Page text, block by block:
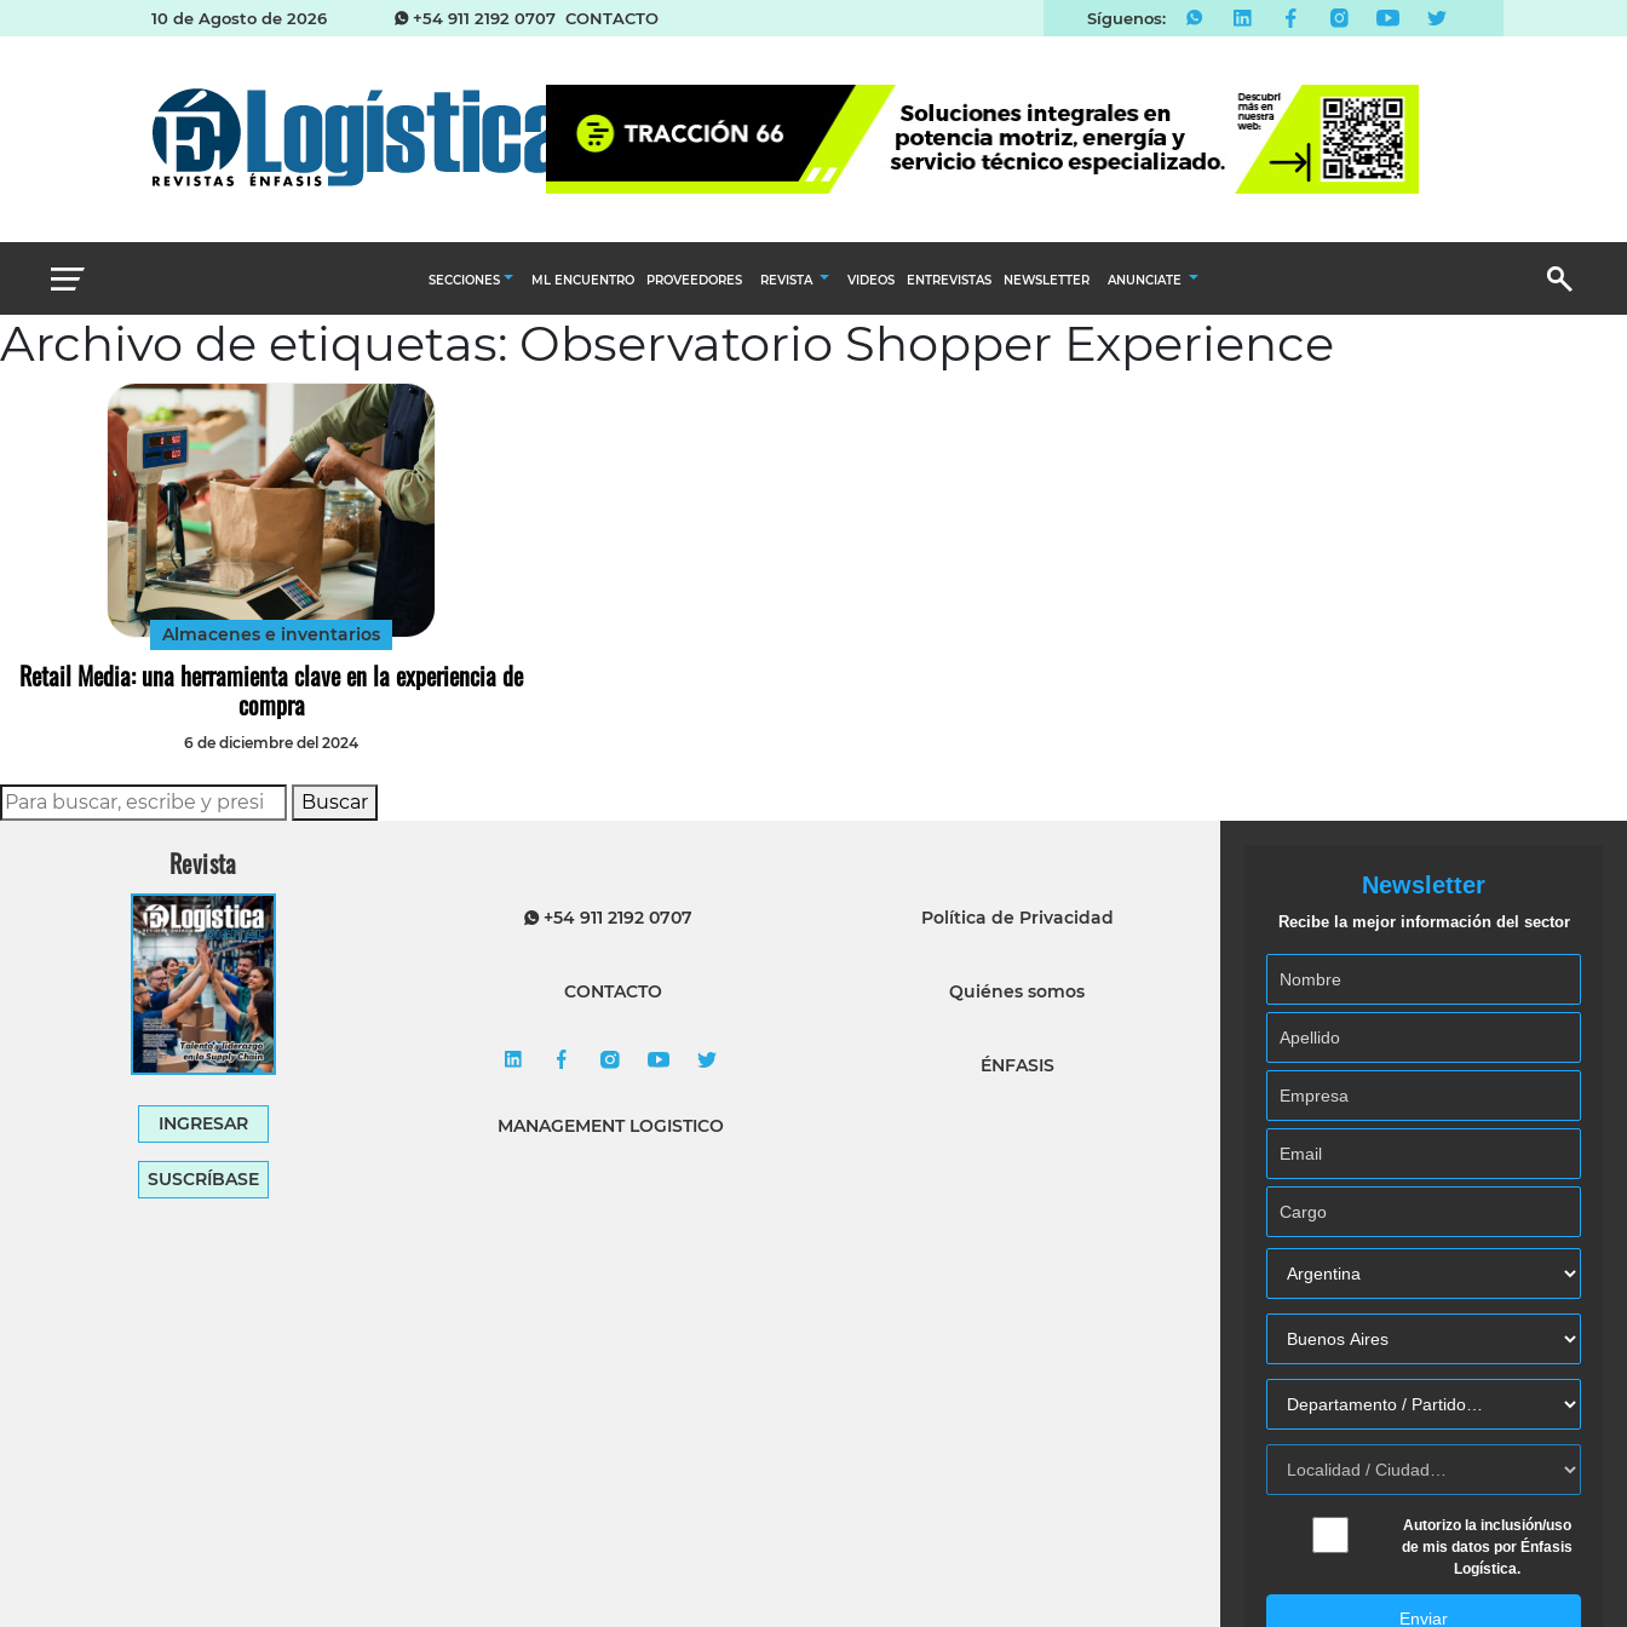
10 de Agosto de 2026 +54 911 2192 0707 CONTACTO Síguenos:
SECCIONES
Abastecimiento y compras
ML ENCUENTRO PROVEEDORES REVISTA
Calendario Editorial
Ediciones Anteriores
VIDEOS ENTREVISTAS NEWSLETTER ANUNCIATE
Publicidad Display
Archivo de etiquetas: Observatorio Shopper Experience
Almacenes e inventarios
Retail Media: una herramienta clave en la experiencia de
compra
6 de diciembre del 2024
Buscar
Revista
INGRESAR
SUSCRÍBASE
+54 911 2192 0707
CONTACTO
MANAGEMENT LOGISTICO
Política de Privacidad
Quiénes somos
ÉNFASIS
Newsletter
Recibe la mejor información del sector
Autorizo la inclusión/uso
de mis datos por Énfasis
Logística.
Enviar